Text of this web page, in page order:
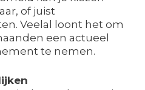
of juist
Veelal loont het om
een actueel
te nemen.